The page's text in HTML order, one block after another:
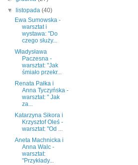
▼
listopada(40)
Ewa Sumowska -
warsztat i
wystawa: "Do
czego służy...
Władysława
Paczesna -
warsztat: "Jak
śmiało przekr...
Renata Pałka i
Anna Tyczyńska -
warsztat: " Jak
za...
Katarzyna Sikora i
Krzysztof Oleś -
warsztat: "Od ...
Aneta Machnicka i
Anna Walc -
warsztat:
"Przykłady...